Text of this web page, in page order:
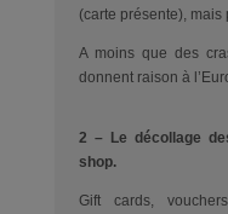
(carte présente),
A moins que des
donnent raison à
2 – Le décollage
shop.
Gift cards,